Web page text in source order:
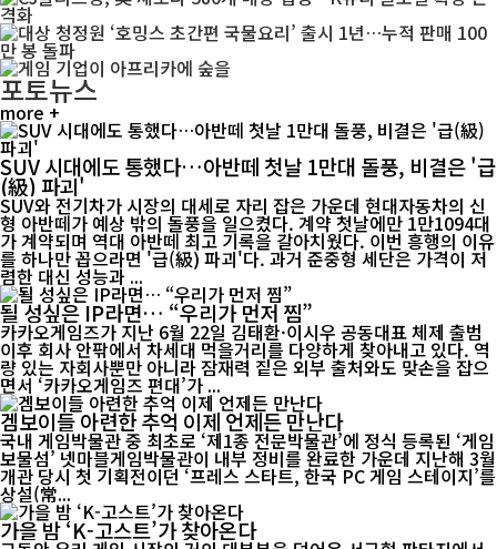
포토뉴스
more +
SUV 시대에도 통했다…아반떼 첫날 1만대 돌풍, 비결은 '급
(級) 파괴'
SUV와 전기차가 시장의 대세로 자리 잡은 가운데 현대자동차의 신
형 아반떼가 예상 밖의 돌풍을 일으켰다. 계약 첫날에만 1만1094대
가 계약되며 역대 아반떼 최고 기록을 갈아치웠다. 이번 흥행의 이유
를 하나만 꼽으라면 '급(級) 파괴'다. 과거 준중형 세단은 가격이 저
렴한 대신 성능과 ...
될 성싶은 IP라면… “우리가 먼저 찜”
카카오게임즈가 지난 6월 22일 김태환·이시우 공동대표 체제 출범
이후 회사 안팎에서 차세대 먹을거리를 다양하게 찾아내고 있다. 역
량 있는 자회사뿐만 아니라 잠재력 짙은 외부 출처와도 맞손을 잡으
면서 ‘카카오게임즈 편대’가 ...
겜보이들 아련한 추억 이제 언제든 만난다
국내 게임박물관 중 최초로 ‘제1종 전문박물관’에 정식 등록된 ‘게임
보물섬’ 넷마블게임박물관이 내부 정비를 완료한 가운데 지난해 3월
개관 당시 첫 기획전이던 ‘프레스 스타트, 한국 PC 게임 스테이지’를
상설(常...
가을 밤 ‘K-고스트’가 찾아온다